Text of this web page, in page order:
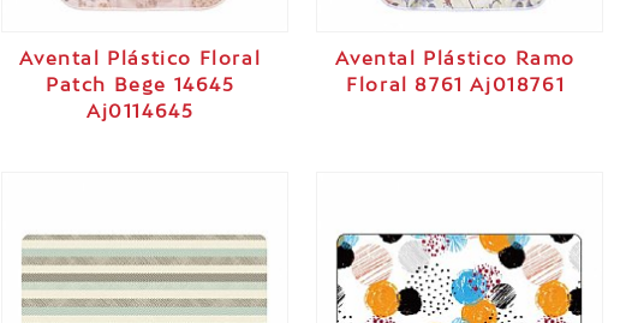
Avental Plástico Floral
Patch Bege 14645
Aj0114645
Avental Plástico Ramo
Floral 8761 Aj018761